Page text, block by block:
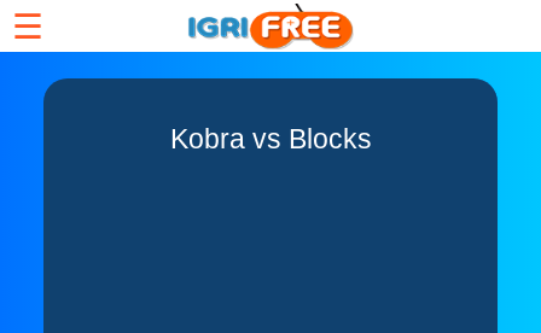
☰
Kobra vs Blocks